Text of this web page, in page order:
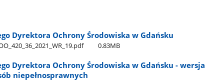
Dyrektora Ochrony Środowiska w Gdańsku
0.83MB
Dyrektora Ochrony Środowiska w Gdańsku - wersja
niepełnosprawnych